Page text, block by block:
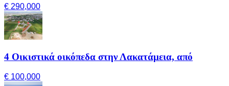
€ 290,000
4 Οικιστικά οικόπεδα στην Λακατάμεια, από
€ 100,000